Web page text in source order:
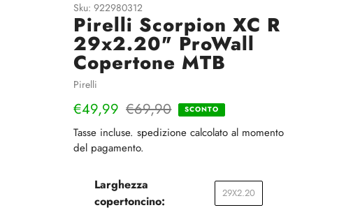
Sku:922980312
Pirelli Scorpion XC R
29x2.20" ProWall
Copertone MTB
Venditrice
Pirelli
Prezzo
di
vendita
€49,99
Prezzo
regolare
€69,90 SCONTO
Tasse incluse.spedizionecalcolato al momento
del pagamento.
Larghezza
copertoncino:
29X2.20